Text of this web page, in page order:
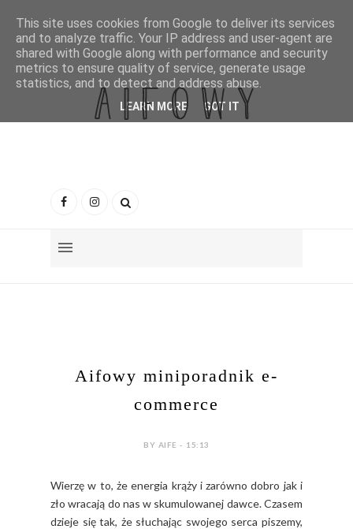
Aifowy miniporadnik e-
commerce
BY AIFE - 15:13
Wierzę w to, że energia krąży i zarówno dobro jak i
zło wracają do nas w skumulowanej dawce. Czasem
dzieje się tak, że słuchając swojego serca piszemy,
This site uses cookies from Google to deliver its services
and to analyze traffic. Your IP address and user-agent are
shared with Google along with performance and security
metrics to ensure quality of service, generate usage
statistics, and to detect and address abuse.
LEARN MORE GOT IT